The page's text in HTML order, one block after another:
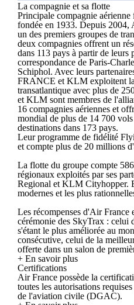
La compagnie et sa flotte
Principale compagnie
fondée en 1933. Depuis
un des premiers groupes de
deux compagnies offrent un
dans 113 pays à partir de leurs
correspondance de Paris-
Schiphol. Avec leurs
FRANCE et KLM exploitent
transatlantique avec plus de
et KLM sont membres de
16 compagnies aériennes et
mondial de plus de 14 700
destinations dans 173 pays.
Leur programme de fidélité
et compte plus de 20 millions
La flotte du groupe compte
régionaux exploités par ses
Regional et KLM Cityhopper.
modernes et les plus
Les récompenses d'Air France
cérémonie des SkyTrax : celui
s'étant le plus améliorée au
consécutive, celui de la
offerte dans un salon de
+ En savoir plus
Certifications
Air France possède la
toutes les autorisations
de l'aviation civile (DGAC).